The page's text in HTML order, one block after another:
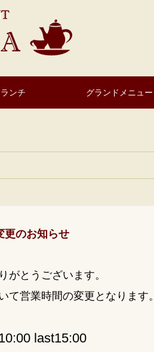
ランチ グランドメニュー
更のお知らせ
がとうございます。
て営業時間の変更となります。
last15:00